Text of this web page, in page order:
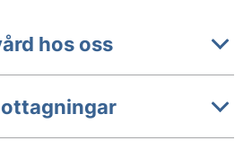
hos oss